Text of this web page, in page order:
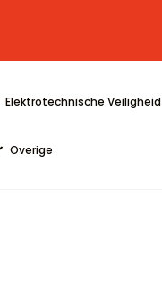
Elektrotechnische Veiligheid
Overige